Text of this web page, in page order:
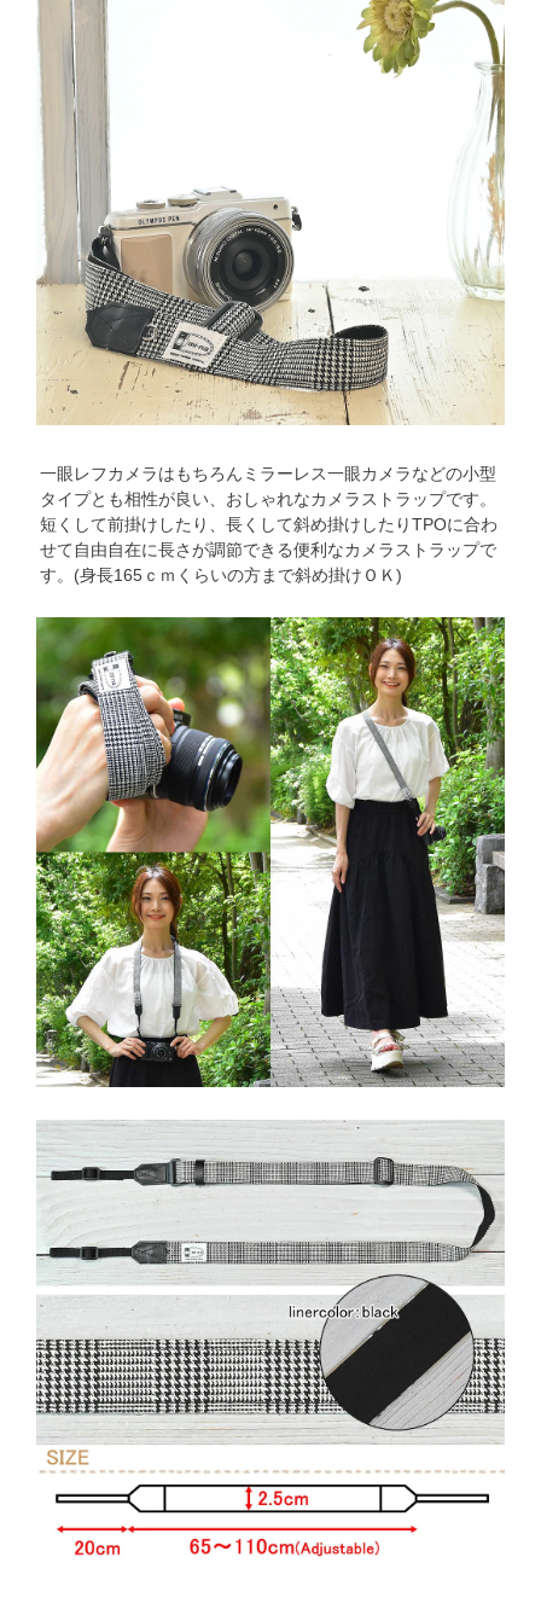
一眼レフカメラはもちろんミラーレス一眼カメラなどの小型
タイプとも相性が良い、おしゃれなカメラストラップです。
短くして前掛けしたり、長くして斜め掛けしたりTPOに合わ
せて自由自在に長さが調節できる便利なカメラストラップで
す。(身長165ｃｍくらいの方まで斜め掛けＯＫ)